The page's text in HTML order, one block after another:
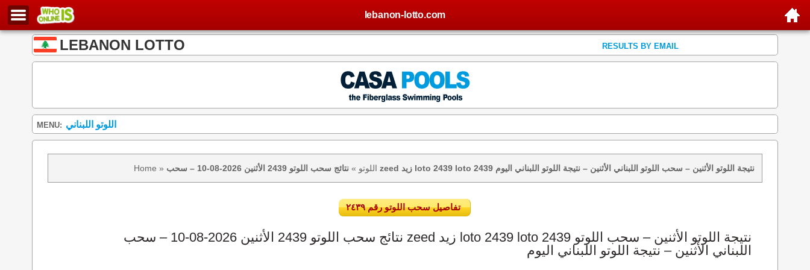
lebanon-lotto.com
LEBANON LOTTO RESULTS BY EMAIL
MENU: اللوتو اللبناني
Home » اللوتو » نتائج سحب اللوتو 2439 الأثنين 2026-08-10 – سحب zeed زيد loto 2439 loto 2439 نتيجة اللوتو الأثنين – سحب اللوتو اللبناني الأثنين – نتيجة اللوتو اللبناني اليوم
تفاصيل سحب اللوتو رقم ٢٤٣٩
نتائج سحب اللوتو 2439 الأثنين 2026-08-10 – سحب zeed زيد loto 2439 loto 2439 نتيجة اللوتو الأثنين – سحب اللوتو
اللبناني الأثنين – نتيجة اللوتو اللبناني اليوم